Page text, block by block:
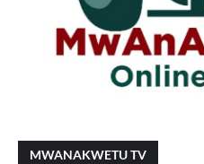
MWANAKWETU TV